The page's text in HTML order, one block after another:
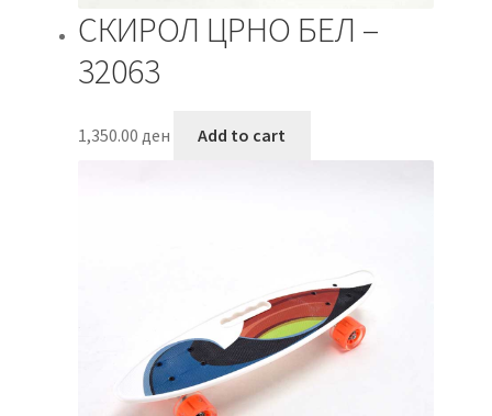
СКИРОЛ ЦРНО БЕЛ –
32063
1,350.00 ден Add to cart